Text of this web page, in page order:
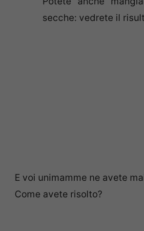
secche: vedrete il
E voi unimamme ne avete
Come avete risolto?